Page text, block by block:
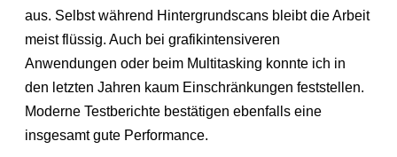
aus. Selbst während Hintergrundscans bleibt die Arbeit
meist flüssig. Auch bei grafikintensiveren
Anwendungen oder beim Multitasking konnte ich in
den letzten Jahren kaum Einschränkungen feststellen.
Moderne Testberichte bestätigen ebenfalls eine
insgesamt gute Performance.